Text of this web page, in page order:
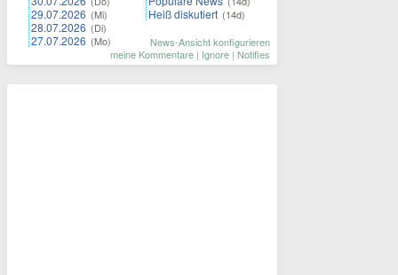
29.07.2026 (Mi)
28.07.2026 (Di)
27.07.2026 (Mo)
Heiß diskutiert (14d)
News-Ansicht konfigurieren
meine Kommentare | Ignore | Notifies